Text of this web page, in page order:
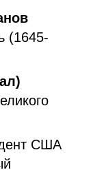
(1645-
США